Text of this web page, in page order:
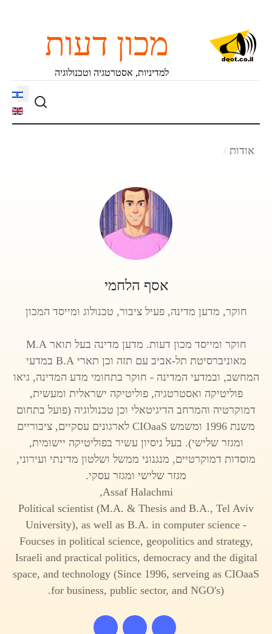
מכון דעות
למדיניות, אסטרטגיה וטכנולוגיה
אודות
אסף הלחמי
חוקר, מדען מדינה, פעיל ציבור, טכנולוג ומייסד המכון
חוקר ומייסד מכון דעות. מדען מדינה בעל תואר M.A
מאוניברסיטת תל-אביב עם תזה וכן תארי B.A במדעי
המחשב, ובמדעי המדינה - חוקר בתחומי מדע המדינה, גיאו
פוליטיקה ואסטרטגיה, פוליטיקה ישראלית ומעשית,
דמוקרטיה והמרחב הדיגיטאלי וכן טכנולוגיה (פועל בתחום
משנת 1996 ומשמש CIOaaS לארגונים עסקיים, ציבוריים
ומגזר שלישי). בעל ניסיון עשיר בפוליטיקה יישומית,
מוסדות דמוקרטיים, מנגנוני ממשל ושלטון מדינתי ועירוני,
מגזר שלישי ומגזר עסקי.
Assaf Halachmi,
Political scientist (M.A. & Thesis and B.A., Tel Aviv
University), as well as B.A. in computer science -
Foucses in political science, geopolitics and strategy,
Israeli and practical politics, democracy and the digital
space, and technology (Since 1996, serveing as CIOaaS
for business, public sector, and NGO's).